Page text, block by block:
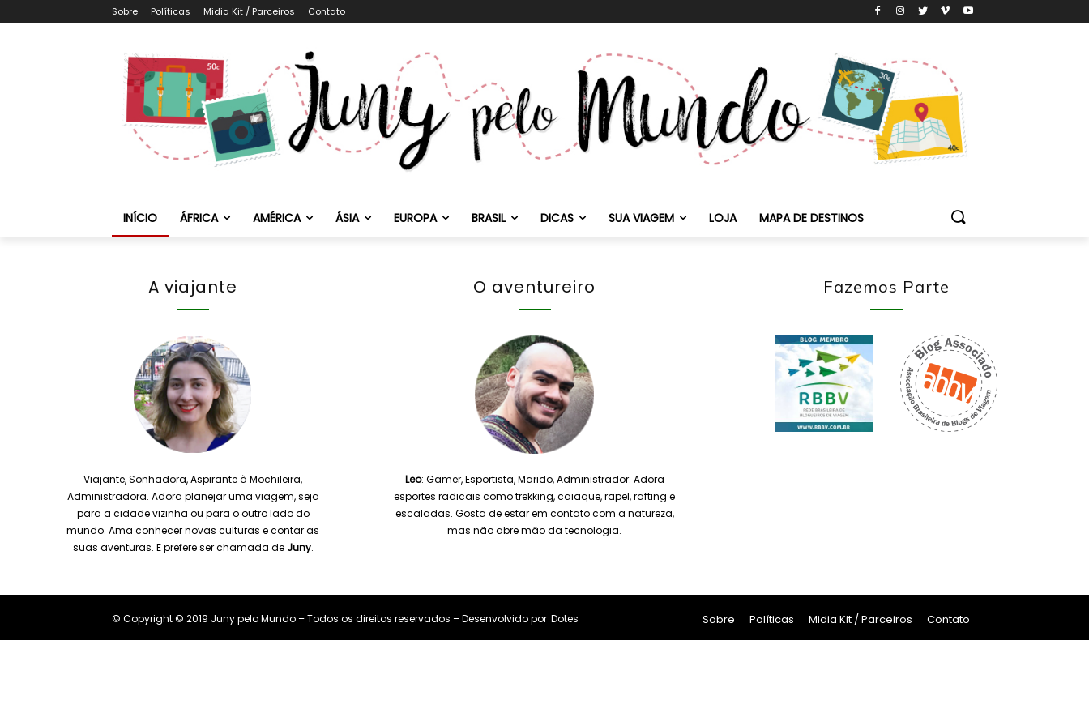
Sobre Políticas Midia Kit / Parceiros Contato
INÍCIO ÁFRICA AMÉRICA ÁSIA EUROPA BRASIL DICAS SUA VIAGEM LOJA MAPA DE DESTINOS
A viajante
Viajante, Sonhadora, Aspirante à Mochileira,
Administradora. Adora planejar uma viagem, seja
para a cidade vizinha ou para o outro lado do
mundo. Ama conhecer novas culturas e contar as
suas aventuras. E prefere ser chamada de Juny.
O aventureiro
Leo: Gamer, Esportista, Marido, Administrador. Adora
esportes radicais como trekking, caiaque, rapel, rafting e
escaladas. Gosta de estar em contato com a natureza,
mas não abre mão da tecnologia.
Fazemos Parte
© Copyright © 2019 Juny pelo Mundo – Todos os direitos reservados – Desenvolvido por Dotes Sobre Políticas Midia Kit / Parceiros Contato